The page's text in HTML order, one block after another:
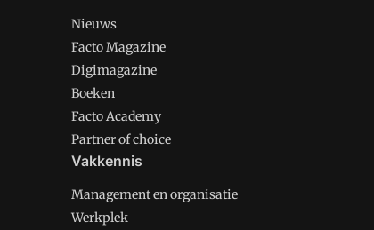
Nieuws
Facto Magazine
Digimagazine
Boeken
Facto Academy
Partner of choice
Vakkennis
Management en organisatie
Werkplek